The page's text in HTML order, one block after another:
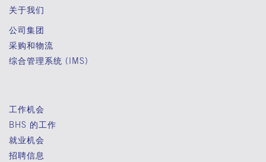
关于我们
公司集团
采购和物流
综合管理系统 (IMS)
工作机会
BHS 的工作
就业机会
招聘信息